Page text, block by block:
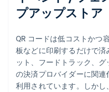
プアップストア
QR コードは低コストかつ
板などに印刷するだけで
ット、フードトラック、
の決済プロバイダーに関連
利用されています。しかし